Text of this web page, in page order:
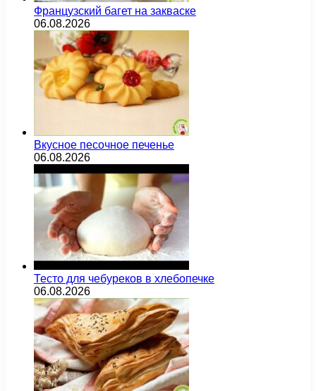
Французский багет на закваске
06.08.2026
Вкусное песочное печенье
06.08.2026
Тесто для чебуреков в хлебопечке
06.08.2026